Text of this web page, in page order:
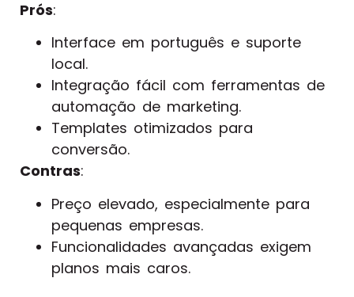
Prós:
Interface em português e suporte
local.
Integração fácil com ferramentas de
automação de marketing.
Templates otimizados para
conversão.
Contras:
Preço elevado, especialmente para
pequenas empresas.
Funcionalidades avançadas exigem
planos mais caros.